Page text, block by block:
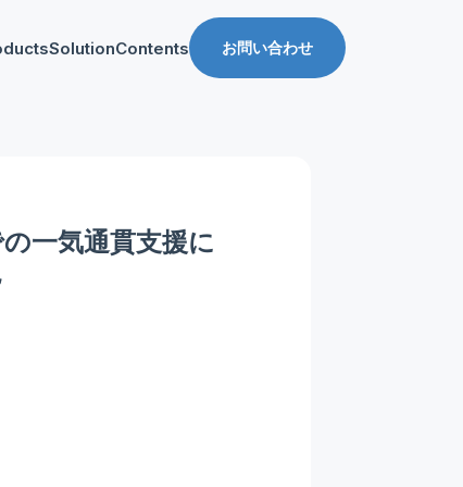
Solution
マーケティング支援
AppDelivery
Contents お問い合わせ
一気通貫支援に